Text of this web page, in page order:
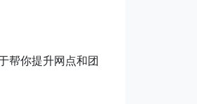
帮你提升网点和团